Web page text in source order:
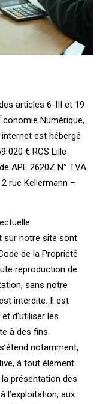
articles 6-III et 19
Numérique,
est hébergé
020 € RCS Lille
APE 2620Z N° TVA
rue Kellermann –
sur notre site sont
de la Propriété
reproduction de
sans notre
interdite. Il est
d’utiliser les
à des fins
notamment,
à tout élément
présentation des
l’exploitation, aux